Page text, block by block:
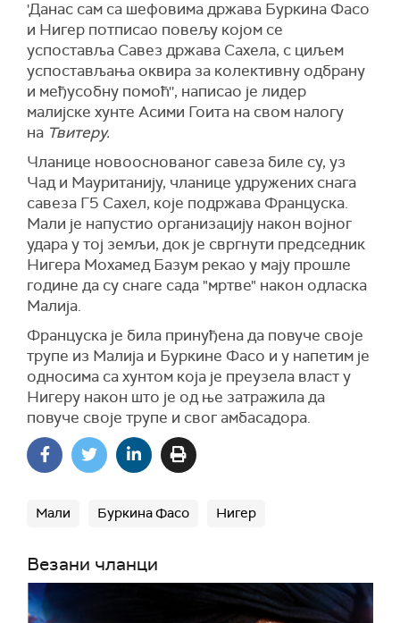
'Данас сам са шефовима држава Буркина Фасо
и Нигер потписао повељу којом се
успоставља Савез држава Сахела, с циљем
успостављања оквира за колективну одбрану
и међусобну помоћ'', написао је лидер
малијске хунте Асими Гоита на свом налогу
на Твитеру.
Чланице новооснованог савеза биле су, уз
Чад и Мауританију, чланице удружених снага
савеза Г5 Сахел, које подржава Француска.
Мали је напустио организацију након војног
удара у тој земљи, док је свргнути председник
Нигера Мохамед Базум рекао у мају прошле
године да су снаге сада "мртве" након одласка
Малија.
Француска је била принуђена да повуче своје
трупе из Малија и Буркине Фасо и у напетим је
односима са хунтом која је преузела власт у
Нигеру након што је од ње затражила да
повуче своје трупе и свог амбасадора.
Мали Буркина Фасо Нигер
Везани чланци